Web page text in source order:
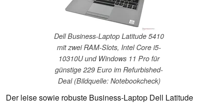
Dell Business-Laptop Latitude 5410
mit zwei RAM-Slots, Intel Core i5-
10310U und Windows 11 Pro für
günstige 229 Euro im Refurbished-
Deal (Bildquelle: Notebookcheck)
Der leise sowie robuste Business-Laptop Dell Latitude